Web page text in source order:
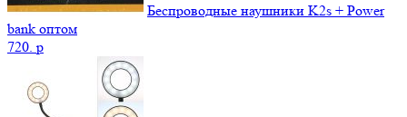
Беспроводные наушники K2s + Power
bank оптом
720. p